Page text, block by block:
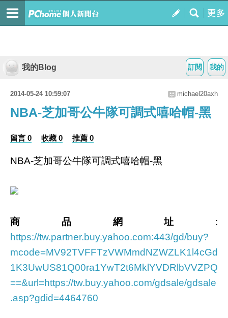
我的
訂閱
我的Blog
2014-05-24 10:59:07 michael20axh
NBA-芝加哥公牛隊可調式嘻哈帽-黑
留言 0 收藏 0 推薦 0
NBA-芝加哥公牛隊可調式嘻哈帽-黑
商品網址 :
https://tw.partner.buy.yahoo.com:443/gd/buy?
mcode=MV92TVFFTzVWMmdNZWZLK1l4cGd
1K3UwUS81Q00ra1YwT2t6MklYVDRlbVVZPQ
==&url=https://tw.buy.yahoo.com/gdsale/gdsale
.asp?gdid=4464760